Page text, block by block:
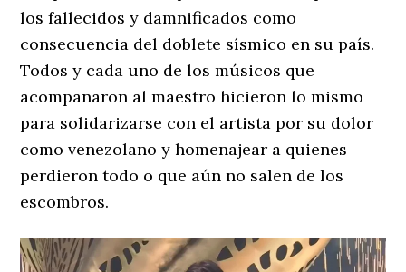
los fallecidos y damnificados como
consecuencia del doblete sísmico en su país.
Todos y cada uno de los músicos que
acompañaron al maestro hicieron lo mismo
para solidarizarse con el artista por su dolor
como venezolano y homenajear a quienes
perdieron todo o que aún no salen de los
escombros.